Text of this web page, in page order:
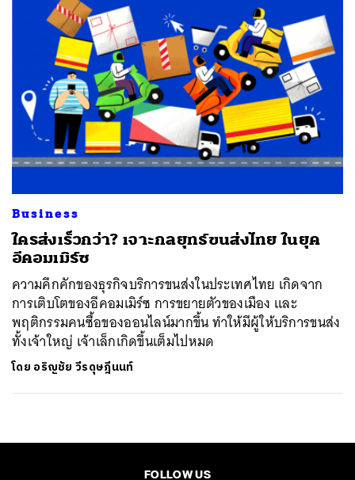
Business
ใครส่งเร็วกว่า? เจาะกลยุทธ์ขนส่งไทย ในยุค
อีคอมเมิร์ซ
ความคึกคักของธุรกิจบริการขนส่งในประเทศไทย เกิดจาก
การเติบโตของอีคอมเมิร์ซ การขยายตัวของเมือง และ
พฤติกรรมคนซื้อของออนไลน์มากขึ้น ทำให้มีผู้ให้บริการขนส่ง
ทั้งเจ้าใหญ่ เจ้าเล็กเกิดขึ้นเต็มไปหมด
โดย อริญชัย วีรดุษฎีนนท์
FOLLOW US
ค้นหา